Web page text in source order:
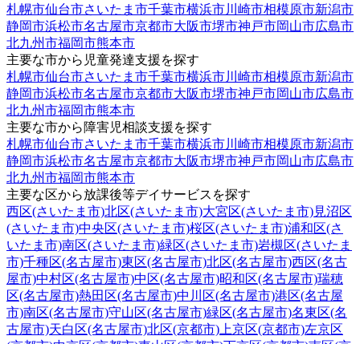
札幌市仙台市さいたま市千葉市横浜市川崎市相模原市新潟市
静岡市浜松市名古屋市京都市大阪市堺市神戸市岡山市広島市
北九州市福岡市熊本市
主要な市から児童発達支援を探す
札幌市仙台市さいたま市千葉市横浜市川崎市相模原市新潟市
静岡市浜松市名古屋市京都市大阪市堺市神戸市岡山市広島市
北九州市福岡市熊本市
主要な市から障害児相談支援を探す
札幌市仙台市さいたま市千葉市横浜市川崎市相模原市新潟市
静岡市浜松市名古屋市京都市大阪市堺市神戸市岡山市広島市
北九州市福岡市熊本市
主要な区から放課後等デイサービスを探す
西区(さいたま市)北区(さいたま市)大宮区(さいたま市)見沼区
(さいたま市)中央区(さいたま市)桜区(さいたま市)浦和区(さ
いたま市)南区(さいたま市)緑区(さいたま市)岩槻区(さいたま
市)千種区(名古屋市)東区(名古屋市)北区(名古屋市)西区(名古
屋市)中村区(名古屋市)中区(名古屋市)昭和区(名古屋市)瑞穂
区(名古屋市)熱田区(名古屋市)中川区(名古屋市)港区(名古屋
市)南区(名古屋市)守山区(名古屋市)緑区(名古屋市)名東区(名
古屋市)天白区(名古屋市)北区(京都市) 上京区(京都市)左京区